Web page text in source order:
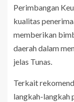
Perimbangan
kualitas
memberikan
daerah dalam
jelas Tunas.
Terkait
langkah-langkah